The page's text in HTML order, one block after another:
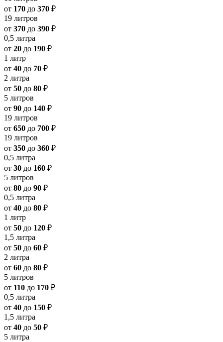
от 170 до 370 ₽
19 литров
от 370 до 390 ₽
0,5 литра
от 20 до 190 ₽
1 литр
от 40 до 70 ₽
2 литра
от 50 до 80 ₽
5 литров
от 90 до 140 ₽
19 литров
от 650 до 700 ₽
19 литров
от 350 до 360 ₽
0,5 литра
от 30 до 160 ₽
5 литров
от 80 до 90 ₽
0,5 литра
от 40 до 80 ₽
1 литр
от 50 до 120 ₽
1,5 литра
от 50 до 60 ₽
2 литра
от 60 до 80 ₽
5 литров
от 110 до 170 ₽
0,5 литра
от 40 до 150 ₽
1,5 литра
от 40 до 50 ₽
5 литра